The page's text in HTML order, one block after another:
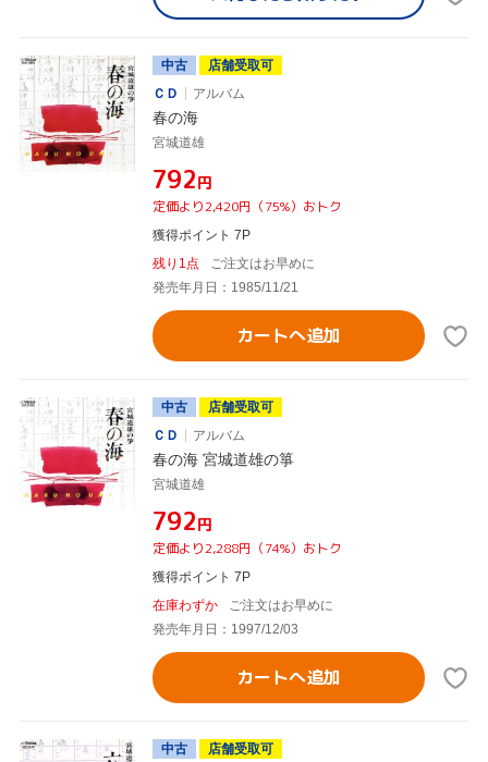
中古
店舗受取可
ＣＤ
アルバム
春の海
宮城道雄
¥792円
定価より2,420円（75%）おトク
獲得ポイント 7P
残り1点
ご注文はお早めに
発売年月日：1985/11/21
カートへ追加
中古
店舗受取可
ＣＤ
アルバム
春の海 宮城道雄の箏
宮城道雄
¥792円
定価より2,288円（74%）おトク
獲得ポイント 7P
在庫わずか
ご注文はお早めに
発売年月日：1997/12/03
カートへ追加
中古 店舗受取可